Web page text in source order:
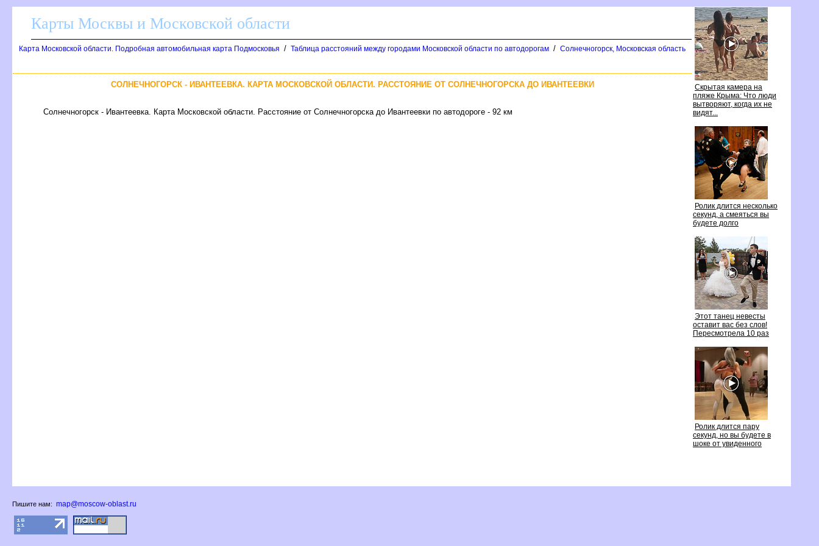
Скрытая камера на
пляже Крыма: Что люди
ытворяют, когда их не
идят...
Ролик длится несколько
секунд, а смеяться вы
удете долго
Этот танец невесты
оставит вас без слов!
Пересмотрела 10 раз
Ролик длится пару
секунд, но вы будете
шоке от увиденного
Карты Москвы и Московской области
Карта Московской области. Подробная автомобильная карта Подмосковья / Таблица расстояний между городами Московской области по автодорогам / Солнечногорск, Московская область
СОЛНЕЧНОГОРСК - ИВАНТЕЕВКА. КАРТА МОСКОВСКОЙ ОБЛАСТИ. РАССТОЯНИЕ ОТ СОЛНЕЧНОГОРСКА ДО ИВАНТЕЕВКИ
Солнечногорск - Ивантеевка. Карта Московской области. Расстояние от Солнечногорска до Ивантеевки по автодороге - 92 км
Пишите нам: map@moscow-oblast.ru